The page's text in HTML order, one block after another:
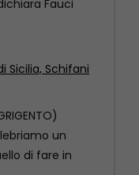
un
di fare in
si
ormai ci sono